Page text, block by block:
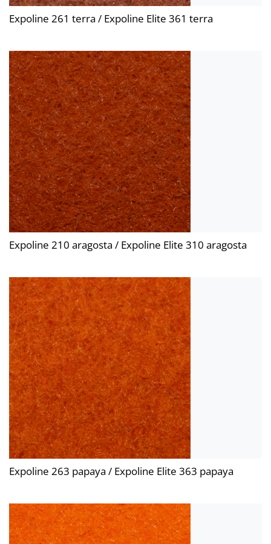
Expoline 261 terra / Expoline Elite 361 terra
Expoline 210 aragosta / Expoline Elite 310 aragosta
Expoline 263 papaya / Expoline Elite 363 papaya